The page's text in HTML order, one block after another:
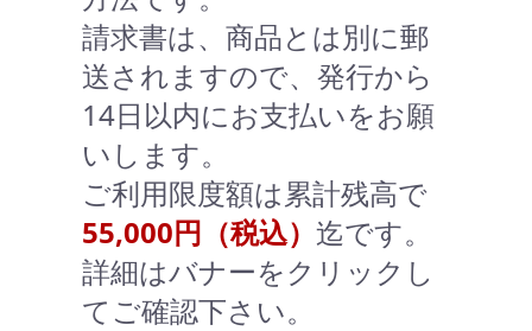
請求書は、商品とは別に郵
送されますので、発行から
14日以内にお支払いをお願
いします。
ご利用限度額は累計残高で
55,000円（税込） 迄です。
詳細はバナーをクリックし
てご確認下さい。